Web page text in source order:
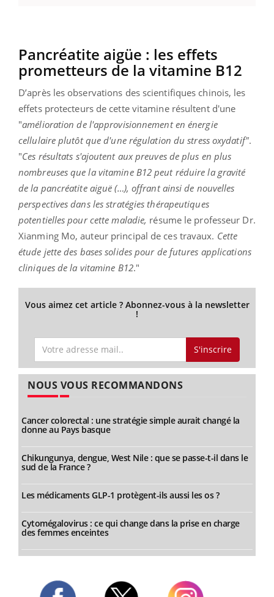
Pancréatite aigüe : les effets
prometteurs de la vitamine B12
D’après les observations des scientifiques chinois, les
effets protecteurs de cette vitamine résultent d'une
"amélioration de l'approvisionnement en énergie
cellulaire plutôt que d'une régulation du stress oxydatif".
"Ces résultats s'ajoutent aux preuves de plus en plus
nombreuses que la vitamine B12 peut réduire la gravité
de la pancréatite aiguë (…), offrant ainsi de nouvelles
perspectives dans les stratégies thérapeutiques
potentielles pour cette maladie, résume le professeur Dr.
Xianming Mo, auteur principal de ces travaux. Cette
étude jette des bases solides pour de futures applications
cliniques de la vitamine B12."
Vous aimez cet article ? Abonnez-vous à la newsletter
!
S'inscrire
NOUS VOUS RECOMMANDONS
Cancer colorectal : une stratégie simple aurait changé la
donne au Pays basque
Chikungunya, dengue, West Nile : que se passe-t-il dans le
sud de la France ?
Les médicaments GLP-1 protègent-ils aussi les os ?
Cytomégalovirus : ce qui change dans la prise en charge
des femmes enceintes